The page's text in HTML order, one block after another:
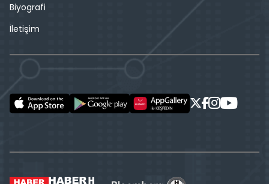
Biyografi
İletişim